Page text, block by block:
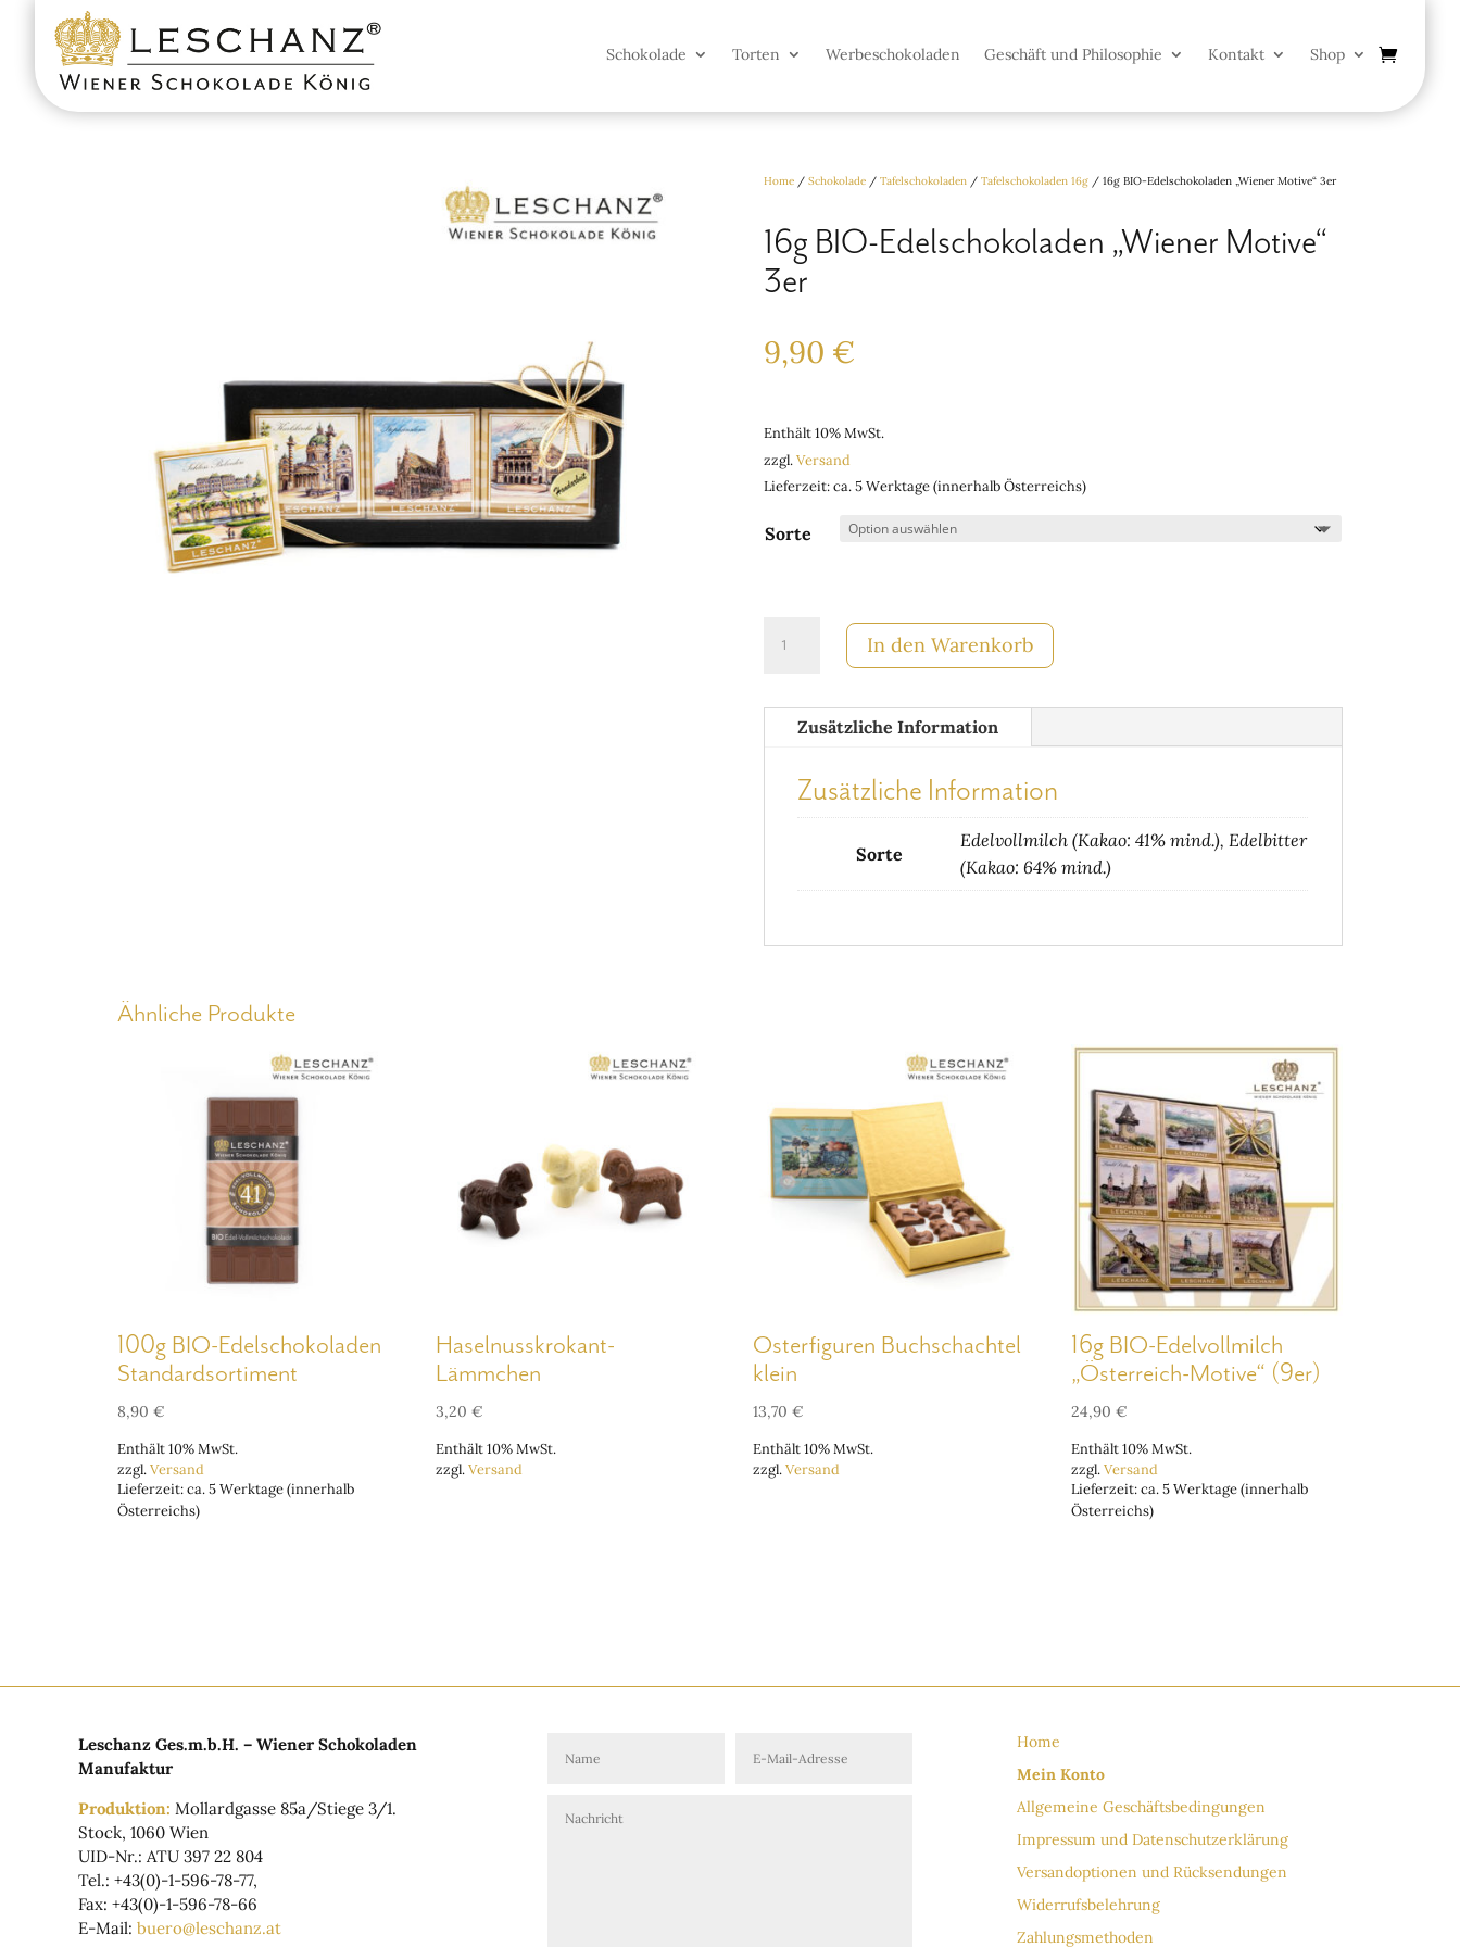
Schokolade Torten Werbeschokoladen Geschäft und Philosophie Kontakt Shop
Home / Schokolade / Tafelschokoladen / Tafelschokoladen 16g / 16g BIO-Edelschokoladen „Wiener Motive“ 3er
16g BIO-Edelschokoladen „Wiener Motive“
3er
9,90 €
Enthält 10% MwSt.
zzgl.Versand
Lieferzeit: ca. 5 Werktage (innerhalb Österreichs)
Sorte
Edelschokoladen
"Wiener
In den Warenkorb
Zusätzliche Information
Zusätzliche Information
Sorte
Edelvollmilch (Kakao: 41% mind.), Edelbitter
(Kakao: 64% mind.)
Ähnliche Produkte
100g BIO-Edelschokoladen
Standardsortiment
8,90 €
Enthält 10% MwSt.
zzgl.Versand
Lieferzeit: ca. 5 Werktage (innerhalb
Österreichs)
Haselnusskrokant-
Lämmchen
3,20 €
Enthält 10% MwSt.
zzgl.Versand
Osterfiguren Buchschachtel
klein
13,70€
Enthält 10% MwSt.
zzgl.Versand
16g BIO-Edelvollmilch
„Österreich-Motive“ (9er)
24,90€
Enthält 10% MwSt.
zzgl.Versand
Lieferzeit: ca. 5 Werktage (innerhalb
Österreichs)
Leschanz Ges.m.b.H. – Wiener Schokoladen
Manufaktur
Produktion: Mollardgasse 85a/Stiege 3/1.
Stock, 1060 Wien
UID-Nr.: ATU 397 22 804
Tel.: +43(0)-1-596-78-77,
Fax: +43(0)-1-596-78-66
E-Mail: buero@leschanz.at
Home
Mein Konto
Allgemeine Geschäftsbedingungen
Impressum und Datenschutzerklärung
Versandoptionen und Rücksendungen
Widerrufsbelehrung
Zahlungsmethoden